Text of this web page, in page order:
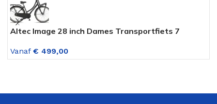
Altec Image 28 inch Dames Transportfiets 7
Vanaf € 499,00